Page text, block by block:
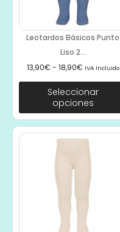
Leotardos Básicos Punto
Liso 2...
13,90€ - 18,90€ IVA Incluido
Seleccionar
opciones